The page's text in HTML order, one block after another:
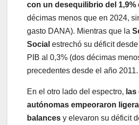
con un desequilibrio del 1,9%
décimas menos que en 2024,
gasto DANA). Mientras que la
Social estrechó su déficit desde
PIB al 0,3% (dos décimas
precedentes desde el año 2011.
En el otro lado del espectro,
autónomas empeoraron
balances y elevaron su déficit